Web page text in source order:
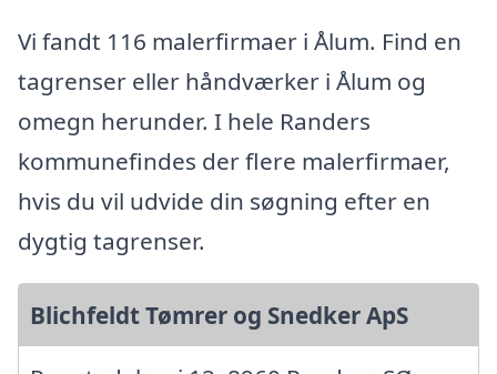
Vi fandt 116 malerfirmaer i Ålum. Find en
tagrenser eller håndværker i Ålum og
omegn herunder. I hele Randers
kommunefindes der flere malerfirmaer,
hvis du vil udvide din søgning efter en
dygtig tagrenser.
Blichfeldt Tømrer og Snedker ApS